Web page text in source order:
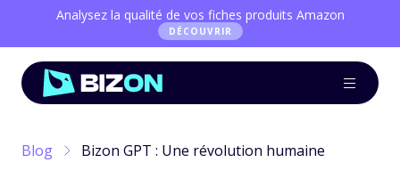
Analysez la qualité de vos fiches produits Amazon
DÉCOUVRIR
Blog Bizon GPT : Une révolution humaine